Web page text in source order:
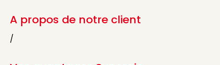
A propos de notre client
/